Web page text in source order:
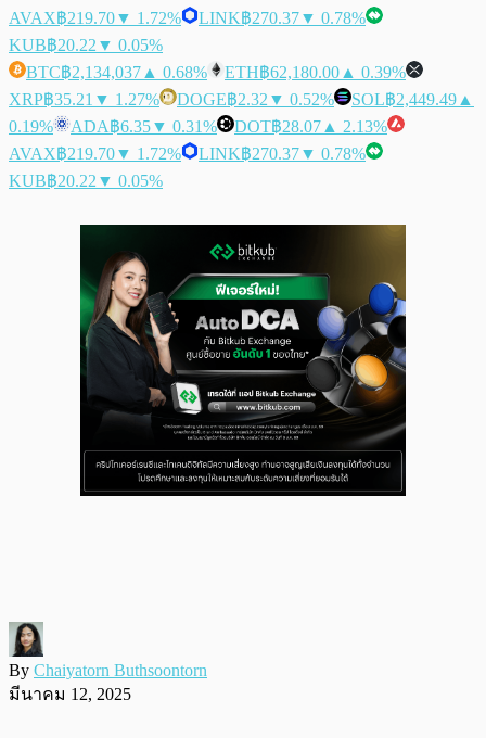
AVAX฿219.70▼ 1.72% LINK฿270.37▼ 0.78%
KUB฿20.22 ▼ 0.05%
BTC฿2,134,037 ▲ 0.68% ETH฿62,180.00 ▲ 0.39%
XRP฿35.21 ▼ 1.27% DOGE฿2.32 ▼ 0.52% SOL฿2,449.49 ▲
0.19%
ADA฿6.35▼ 0.31% DOT฿28.07 ▲ 2.13%
AVAX฿219.70▼ 1.72% LINK฿270.37▼ 0.78%
KUB฿20.22 ▼ 0.05%
By Chaiyatorn Buthsoontorn
มีนาคม 12, 2025